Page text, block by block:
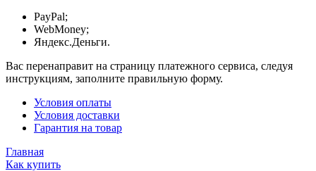
PayPal;
WebMoney;
Яндекс.Деньги.
Вас перенаправит на страницу платежного сервиса, следуя
инструкциям, заполните правильную форму.
Условия оплаты
Условия доставки
Гарантия на товар
Главная
Как купить